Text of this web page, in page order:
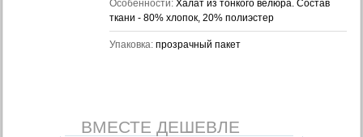
Особенности: Халат из тонкого велюра. Состав
ткани - 80% хлопок, 20% полиэстер
Упаковка: прозрачный пакет
ВМЕСТЕ ДЕШЕВЛЕ